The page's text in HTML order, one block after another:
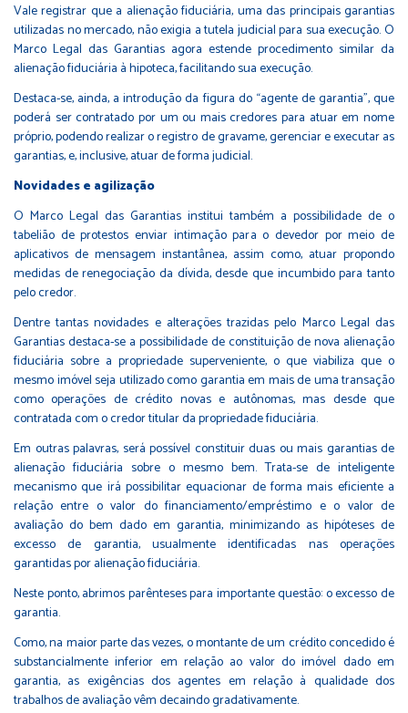
Vale registrar que a alienação fiduciária, uma das principais garantias
utilizadas no mercado, não exigia a tutela judicial para sua execução. O
Marco Legal das Garantias agora estende procedimento similar da
alienação fiduciária à hipoteca, facilitando sua execução.
Destaca-se, ainda, a introdução da figura do “agente de garantia”, que
poderá ser contratado por um ou mais credores para atuar em nome
próprio, podendo realizar o registro de gravame, gerenciar e executar as
garantias, e, inclusive, atuar de forma judicial.
Novidades e agilização
O Marco Legal das Garantias institui também a possibilidade de o
tabelião de protestos enviar intimação para o devedor por meio de
aplicativos de mensagem instantânea, assim como, atuar propondo
medidas de renegociação da dívida, desde que incumbido para tanto
pelo credor.
Dentre tantas novidades e alterações trazidas pelo Marco Legal das
Garantias destaca-se a possibilidade de constituição de nova alienação
fiduciária sobre a propriedade superveniente, o que viabiliza que o
mesmo imóvel seja utilizado como garantia em mais de uma transação
como operações de crédito novas e autônomas, mas desde que
contratada com o credor titular da propriedade fiduciária.
Em outras palavras, será possível constituir duas ou mais garantias de
alienação fiduciária sobre o mesmo bem. Trata-se de inteligente
mecanismo que irá possibilitar equacionar de forma mais eficiente a
relação entre o valor do financiamento/empréstimo e o valor de
avaliação do bem dado em garantia, minimizando as hipóteses de
excesso de garantia, usualmente identificadas nas operações
garantidas por alienação fiduciária.
Neste ponto, abrimos parênteses para importante questão: o excesso de
garantia.
Como, na maior parte das vezes, o montante de um crédito concedido é
substancialmente inferior em relação ao valor do imóvel dado em
garantia, as exigências dos agentes em relação à qualidade dos
trabalhos de avaliação vêm decaindo gradativamente.